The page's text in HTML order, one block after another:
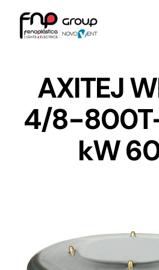
Noticias
AXITEJ
4/8-
kW